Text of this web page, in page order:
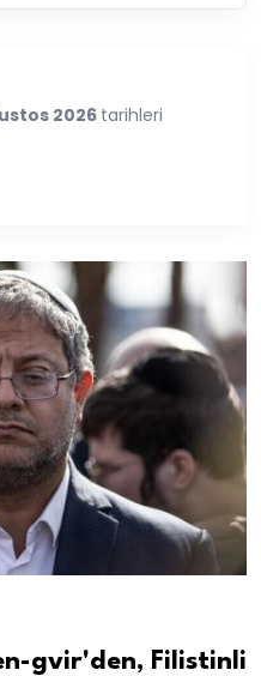
2026 tarihleri
gvir'den, Filistinli